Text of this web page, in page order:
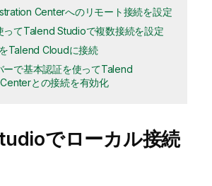
Centerへのリモート接続を設定
ってTalend Studioで複数接続を設定
Talend Cloudに接続
ーで基本認証を使ってTalend
との接続を有効化
でローカル接続